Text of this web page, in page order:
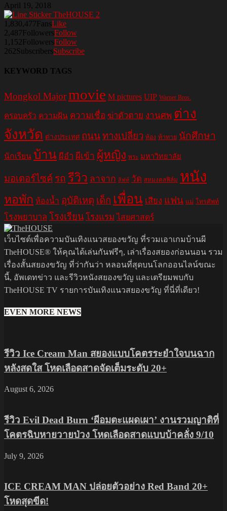
April 19, 2018
1,830,477FansLike
2,487FollowersFollow
1,152FollowersFollow
262SubscribersSubscribe
KEYWORD TAGS
Mongkol Majormovie M pictures UIP Warner Bros.
ครอบครัว ความฝัน ความเชื่อ ฆ่าตัวตาย งานศพ ต่าง
จังหวัด ต่างประเทศ ถนนทางเปลี่ยว ท้อง ท้าทาย นักศึกษา
นักเรียน บ้าน ผีอำ ผีเข้า ผู้หญิง พระ มหาวิทยาลัย
มอเตอร์ไซค์ รถ รีวิว ลาจาก ลิฟท์ วัด สหมงคลฟิล์ม หนัง
หอพัก ห้องน้ำ อุบัติเหตุ เด็ก เพื่อน เสียง แฟน แม่ โทรศัพท์
โรงพยาบาล โรงเรียน โรงแรม ไสยศาสตร์
เว็บไซต์เพื่อความบันเทิงแนวสยองขวัญ ที่รวมเอาเกมบ้านผี
TheHOUSE® ให้คุณได้เล่นกันฟรีๆ, เล่าเรื่องสยองก่อนนอน รวม
เรื่องสั้นสยองขวัญ ที่ว่ากันว่า หลอนที่สุดบนโลกออนไลน์ขณะ
นี้, อัพเดทข่าว และรีวิวหนังสยองขวัญ และเตรียมพบกับ
TheHOUSE TV รายการบันเทิงแนวสยองขวัญ ที่นี่ที่เดียว!
EVEN MORE NEWS
รีวิว Ice Cream Man สยองแบบโคตรระยำใจบนฉาก
หลังสดใส โหดเลือดสาดจัดเต็มระดับ 20+
August 6, 2026
รีวิว Evil Dead Burn ‘ผีอมตะแผดเผา’ งานรวมญาติที่
โคตรฉิบหายวายป่วง โหดเลือดสาดแบบบ้าคลั่ง 9/10
July 9, 2026
ICE CREAM MAN ปล่อยตัวอย่าง Red Band 20+
โหดสุดขีด!